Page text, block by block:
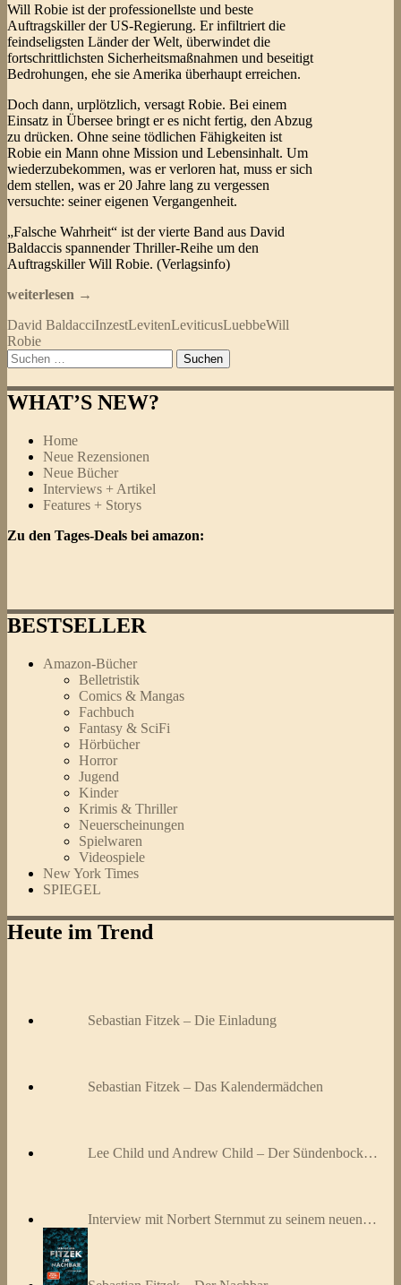
Will Robie ist der professionellste und beste
Auftragskiller der US-Regierung. Er infiltriert die
feindseligsten Länder der Welt, überwindet die
fortschrittlichsten Sicherheitsmaßnahmen und beseitigt
Bedrohungen, ehe sie Amerika überhaupt erreichen.
Doch dann, urplötzlich, versagt Robie. Bei einem
Einsatz in Übersee bringt er es nicht fertig, den Abzug
zu drücken. Ohne seine tödlichen Fähigkeiten ist
Robie ein Mann ohne Mission und Lebensinhalt. Um
wiederzubekommen, was er verloren hat, muss er sich
dem stellen, was er 20 Jahre lang zu vergessen
versuchte: seiner eigenen Vergangenheit.
„Falsche Wahrheit“ ist der vierte Band aus David
Baldaccis spannender Thriller-Reihe um den
Auftragskiller Will Robie. (Verlagsinfo)
David
–
Falsche
Wahrheit
Robie
04)
weiterlesen →
David BaldacciInzestLevitenLeviticusLuebbeWill
Robie
Suchen
nach:
WHAT’S NEW?
Home
Neue Rezensionen
Neue Bücher
Interviews + Artikel
Features + Storys
Zu den Tages-Deals bei amazon:
BESTSELLER
Amazon-Bücher
Belletristik
Comics & Mangas
Fachbuch
Fantasy & SciFi
Hörbücher
Horror
Jugend
Kinder
Krimis & Thriller
Neuerscheinungen
Spielwaren
Videospiele
New York Times
SPIEGEL
Heute im Trend
Sebastian Fitzek – Die Einladung
Sebastian Fitzek – Das Kalendermädchen
Lee Child und Andrew Child – Der Sündenbock…
Interview mit Norbert Sternmut zu seinem neuen…